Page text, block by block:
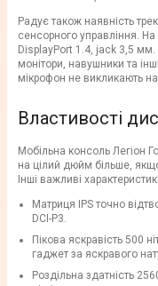
Радує також наявність
сенсорного управління.
DisplayPort 1.4, jack 3,5 мм.
монітори, навушники та
мікрофон не викликають
Властивості
Мобільна консоль Легіон
на цілий дюйм більше,
Інші важливі
Матриця IPS точно
DCI-P3.
Пікова яскравість 500
гаджет за яскравого
Роздільна здатність